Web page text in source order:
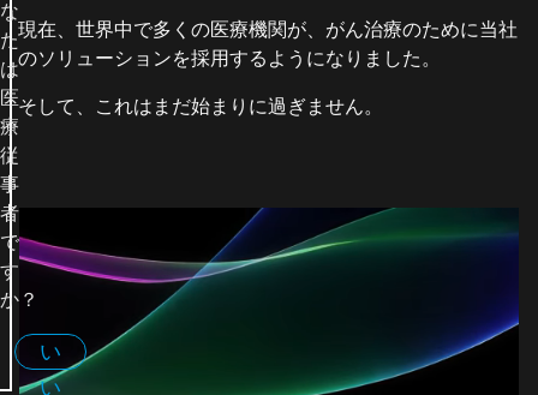
な
た
は
医
療
従
事
者
で
す
か？
い
い
現在、世界中で多くの医療機関が、がん治療のために当社
のソリューションを採用するようになりました。
そして、これはまだ始まりに過ぎません。